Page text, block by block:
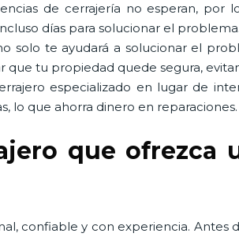
de cerrajería no esperan, por
días para solucionar el problema.
solo te ayudará a solucionar el
que tu propiedad quede segura,
especializado en lugar de
lo que ahorra dinero en reparaciones.
que ofrezca
confiable y con experiencia. Antes